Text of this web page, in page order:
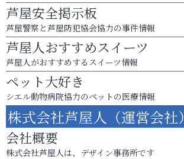
芦屋安全掲示板
芦屋警察と芦屋防犯協会協力の事件情報
芦屋人おすすめスイーツ
芦屋人がおすすめするスイーツ情報
ペット大好き
シエル動物病院協力のペットの医療情報
株式会社芦屋人（運営会社）
会社概要
株式会社芦屋人は、デザイン事務所です